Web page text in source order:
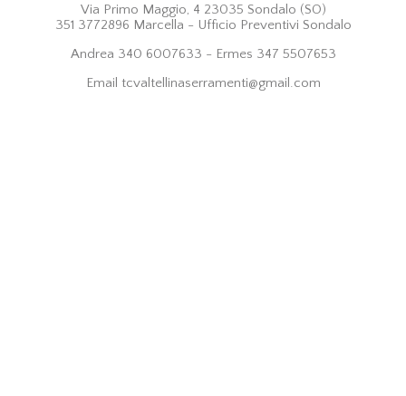
Via Primo Maggio, 4 23035 Sondalo (SO)
351 3772896 Marcella - Ufficio Preventivi Sondalo
Andrea 340 6007633 - Ermes 347 5507653
Email tcvaltellinaserramenti@gmail.com